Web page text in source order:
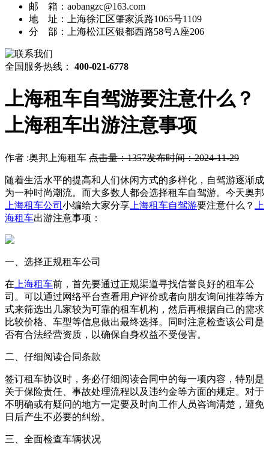
邮 箱：aobangzc@163.com
地 址：上海徐汇区肇家浜路1065号1109
分 部：上海松江区银都西路58号A座206
全国服务热线： 400-021-6778
上海租车自驾游要注意什么？
上海租车出游注意事项
作者 :奥邦上海租车 点击量：1357发布时间：2024-11-29
随着生活水平的提高和人们休闲方式的多样化，自驾游逐渐成
为一种时尚潮流。而大多数人都会选择租车自驾游。今天奥邦
上海租车公司 小编给大家分享 上海租车自驾游要注意什么？
上
海租车出游注意事项：
一、选择正规租车公司
在 上海租车前，首先要通过正规渠道寻找信誉良好的租车公
司。可以通过网络平台查看用户评价或者向朋友询问推荐等方
式来筛选出几家较为可靠的租车机构，然后再根据自己的需求
比较价格、车型等信息做出最终选择。同时注意检查该公司是
否有合法经营资质，以确保自身权益不受侵害。
二、仔细阅读合同条款
签订租车协议时，务必仔细阅读合同中的每一项内容，特别是
关于保险责任、事故处理流程以及违约金等方面的规定。对于
不明确或有疑问的地方一定要及时向工作人员咨询清楚，避免
日后产生不必要的纠纷。
三、全面检查车辆状况